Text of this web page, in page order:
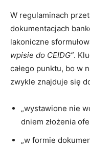
W regulaminach
dokumentacjach
lakoniczne
wpisie do CEIDG”.
całego punktu, bo w
zwykle znajduje się
„wystawione nie
dniem złożenia
„w formie